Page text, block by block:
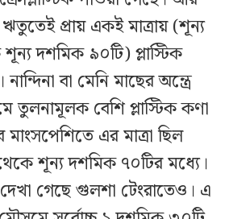
প্রায় একই মাত্রায় (শূন্য
দশমিক ৯০টি) প্লাস্টিক
বা মেনি মাছের অন্ত্রে
তুলনামূলক বেশি প্লাস্টিক কণা
এর মাত্রা ছিল
শূন্য দশমিক ৭০টির মধ্যে।
গেছে গুলশা টেংরাতেও। এ